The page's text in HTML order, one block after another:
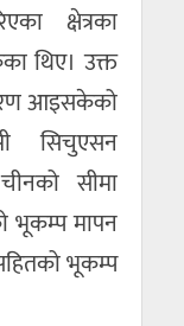
क्षेत्रका
थिए। उक्त
आइसकेको
सिचुएसन
सीमा
भूकम्प मापन
भूकम्प